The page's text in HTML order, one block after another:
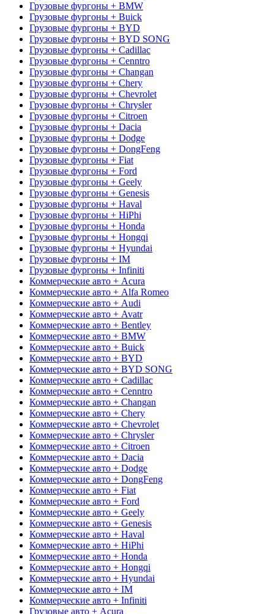
Грузовые фургоны + BMW
Грузовые фургоны + Buick
Грузовые фургоны + BYD
Грузовые фургоны + BYD SONG
Грузовые фургоны + Cadillac
Грузовые фургоны + Cenntro
Грузовые фургоны + Changan
Грузовые фургоны + Chery
Грузовые фургоны + Chevrolet
Грузовые фургоны + Chrysler
Грузовые фургоны + Citroen
Грузовые фургоны + Dacia
Грузовые фургоны + Dodge
Грузовые фургоны + DongFeng
Грузовые фургоны + Fiat
Грузовые фургоны + Ford
Грузовые фургоны + Geely
Грузовые фургоны + Genesis
Грузовые фургоны + Haval
Грузовые фургоны + HiPhi
Грузовые фургоны + Honda
Грузовые фургоны + Hongqi
Грузовые фургоны + Hyundai
Грузовые фургоны + IM
Грузовые фургоны + Infiniti
Коммерческие авто + Acura
Коммерческие авто + Alfa Romeo
Коммерческие авто + Audi
Коммерческие авто + Avatr
Коммерческие авто + Bentley
Коммерческие авто + BMW
Коммерческие авто + Buick
Коммерческие авто + BYD
Коммерческие авто + BYD SONG
Коммерческие авто + Cadillac
Коммерческие авто + Cenntro
Коммерческие авто + Changan
Коммерческие авто + Chery
Коммерческие авто + Chevrolet
Коммерческие авто + Chrysler
Коммерческие авто + Citroen
Коммерческие авто + Dacia
Коммерческие авто + Dodge
Коммерческие авто + DongFeng
Коммерческие авто + Fiat
Коммерческие авто + Ford
Коммерческие авто + Geely
Коммерческие авто + Genesis
Коммерческие авто + Haval
Коммерческие авто + HiPhi
Коммерческие авто + Honda
Коммерческие авто + Hongqi
Коммерческие авто + Hyundai
Коммерческие авто + IM
Коммерческие авто + Infiniti
Грузовые авто + Acura